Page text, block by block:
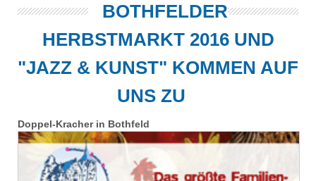
BOTHFELDER
HERBSTMARKT 2016 UND
"JAZZ & KUNST" KOMMEN AUF
UNS ZU
Doppel-Kracher in Bothfeld